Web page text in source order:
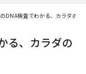
DNA検査でわかる、カラダのリ
る、カラダの